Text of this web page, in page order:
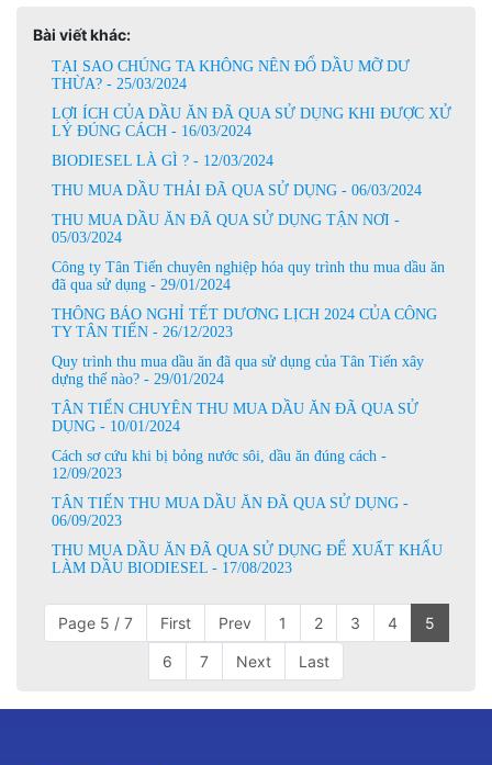
Bài viết khác:
TẠI SAO CHÚNG TA KHÔNG NÊN ĐỔ DẦU MỠ DƯ
THỪA? - 25/03/2024
LỢI ÍCH CỦA DẦU ĂN ĐÃ QUA SỬ DỤNG KHI ĐƯỢC XỬ
LÝ ĐÚNG CÁCH - 16/03/2024
BIODIESEL LÀ GÌ ? - 12/03/2024
THU MUA DẦU THẢI ĐÃ QUA SỬ DỤNG - 06/03/2024
THU MUA DẦU ĂN ĐÃ QUA SỬ DỤNG TẬN NƠI -
05/03/2024
Công ty Tân Tiến chuyên nghiệp hóa quy trình thu mua dầu ăn
đã qua sử dụng - 29/01/2024
THÔNG BÁO NGHỈ TẾT DƯƠNG LỊCH 2024 CỦA CÔNG
TY TÂN TIẾN - 26/12/2023
Quy trình thu mua dầu ăn đã qua sử dụng của Tân Tiến xây
dựng thế nào? - 29/01/2024
TÂN TIẾN CHUYÊN THU MUA DẦU ĂN ĐÃ QUA SỬ
DỤNG - 10/01/2024
Cách sơ cứu khi bị bỏng nước sôi, dầu ăn đúng cách -
12/09/2023
TÂN TIẾN THU MUA DẦU ĂN ĐÃ QUA SỬ DỤNG -
06/09/2023
THU MUA DẦU ĂN ĐÃ QUA SỬ DỤNG ĐỂ XUẤT KHẨU
LÀM DẦU BIODIESEL - 17/08/2023
Page 5 / 7 First Prev 1 2 3 4 5
6 7 Next Last